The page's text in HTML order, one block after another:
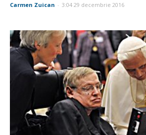
Carmen Zuican - 3:04 29 decembrie 2016